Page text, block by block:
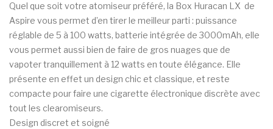
Quel que soit votre atomiseur préféré, la Box Huracan LX de
Aspire vous permet d’en tirer le meilleur parti : puissance
réglable de 5 à 100 watts, batterie intégrée de 3000mAh, elle
vous permet aussi bien de faire de gros nuages que de
vapoter tranquillement à 12 watts en toute élégance. Elle
présente en effet un design chic et classique, et reste
compacte pour faire une cigarette électronique discrète avec
tout les clearomiseurs.
Design discret et soigné